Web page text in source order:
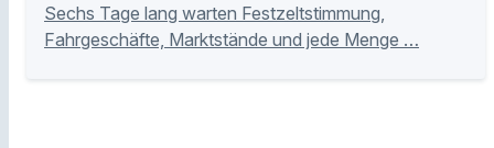
Sechs Tage lang warten Festzeltstimmung,
Fahrgeschäfte, Marktstände und jede Menge …